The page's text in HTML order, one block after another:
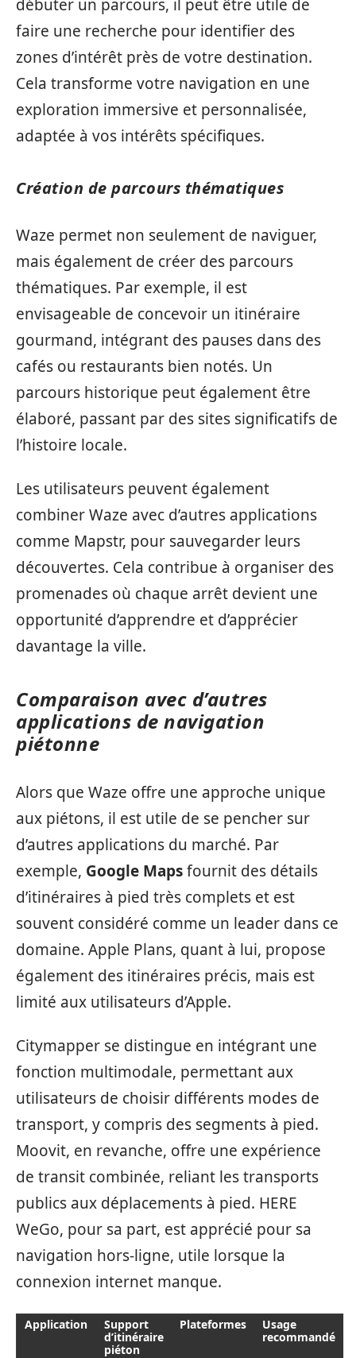
débuter un parcours, il peut être utile de
faire une recherche pour identifier des
zones d’intérêt près de votre destination.
Cela transforme votre navigation en une
exploration immersive et personnalisée,
adaptée à vos intérêts spécifiques.
Création de parcours thématiques
Waze permet non seulement de naviguer,
mais également de créer des parcours
thématiques. Par exemple, il est
envisageable de concevoir un itinéraire
gourmand, intégrant des pauses dans des
cafés ou restaurants bien notés. Un
parcours historique peut également être
élaboré, passant par des sites significatifs de
l’histoire locale.
Les utilisateurs peuvent également
combiner Waze avec d’autres applications
comme Mapstr, pour sauvegarder leurs
découvertes. Cela contribue à organiser des
promenades où chaque arrêt devient une
opportunité d’apprendre et d’apprécier
davantage la ville.
Comparaison avec d’autres
applications de navigation
piétonne
Alors que Waze offre une approche unique
aux piétons, il est utile de se pencher sur
d’autres applications du marché. Par
exemple, Google Mapsfournit des détails
d’itinéraires à pied très complets et est
souvent considéré comme un leader dans ce
domaine. Apple Plans, quant à lui, propose
également des itinéraires précis, mais est
limité aux utilisateurs d’Apple.
Citymapper se distingue en intégrant une
fonction multimodale, permettant aux
utilisateurs de choisir différents modes de
transport, y compris des segments à pied.
Moovit, en revanche, offre une expérience
de transit combinée, reliant les transports
publics aux déplacements à pied. HERE
WeGo, pour sa part, est apprécié pour sa
navigation hors-ligne, utile lorsque la
connexion internet manque.
Application
Support
d’itinéraire
piéton
Plateformes
Usage
recommandé